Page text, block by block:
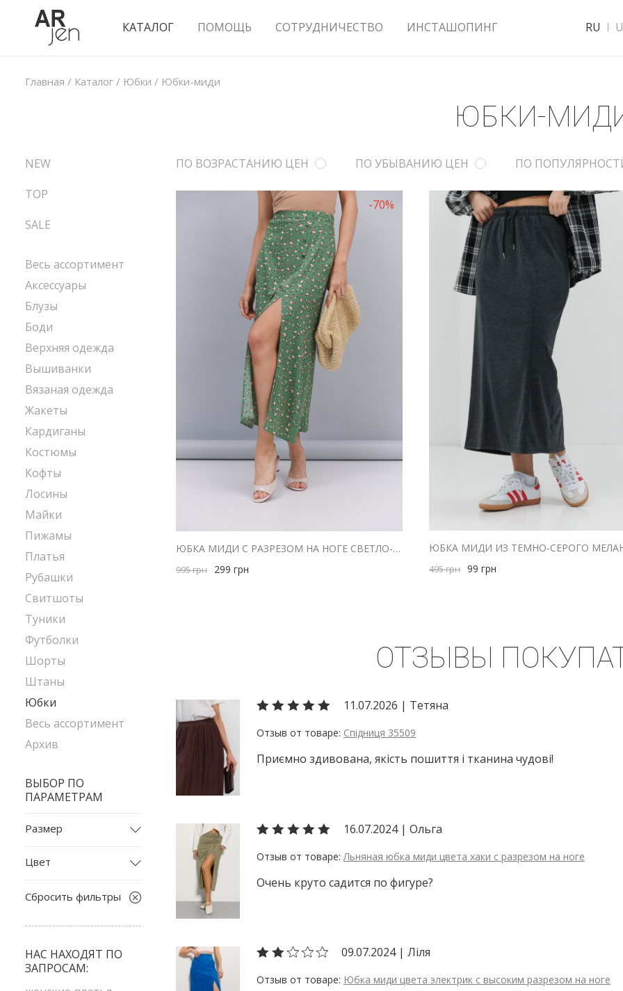
КАТАЛОГ ПОМОЩЬ СОТРУДНИЧЕСТВО ИНСТАШОПИНГ RU
Главная / Каталог / Юбки / Юбки-миди
ЮБКИ-
ПО ВОЗРАСТАНИЮ ЦЕН ПО УБЫВАНИЮ ЦЕН ПО
-70%
ЮБКА МИДИ С РАЗРЕЗОМ НА НОГЕ СВЕТЛО-ЗЕЛЕНАЯ В ЦВЕТОЧЕК
995грн 299 грн 495грн 99 грн
ОТЗЫВЫ
11.07.2026 | Тетяна
Спідниця 35509
Приємно здивована, якість пошиття і тканина чудові!
16.07.2024 | Ольга
Льняная юбка миди цвета хаки с разрезом на ноге
Очень круто садится по фигуре?
09.07.2024 | Ліля
Юбка миди цвета электрик с высоким разрезом на ноге
NEW
TOP
SALE
Весь ассортимент
Аксессуары
Блузы
Боди
Верхняя одежда
Вышиванки
Вязаная одежда
Жакеты
Кардиганы
Костюмы
Кофты
Лосины
Майки
Пижамы
Платья
Рубашки
Свитшоты
Туники
Футболки
Шорты
Штаны
Юбки
Весь ассортимент
Архив
ВЫБОР ПО
ПАРАМЕТРАМ
Размер
M
XL
Цвет
бирюзовый
бордовый
голубой
Сбросить фильтры
НАС НАХОДЯТ ПО
ЗАПРОСАМ: